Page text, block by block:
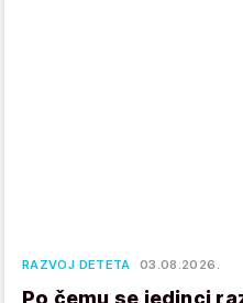
RAZVOJ DETETA 03.08.2026.
Po čemu se jedinci